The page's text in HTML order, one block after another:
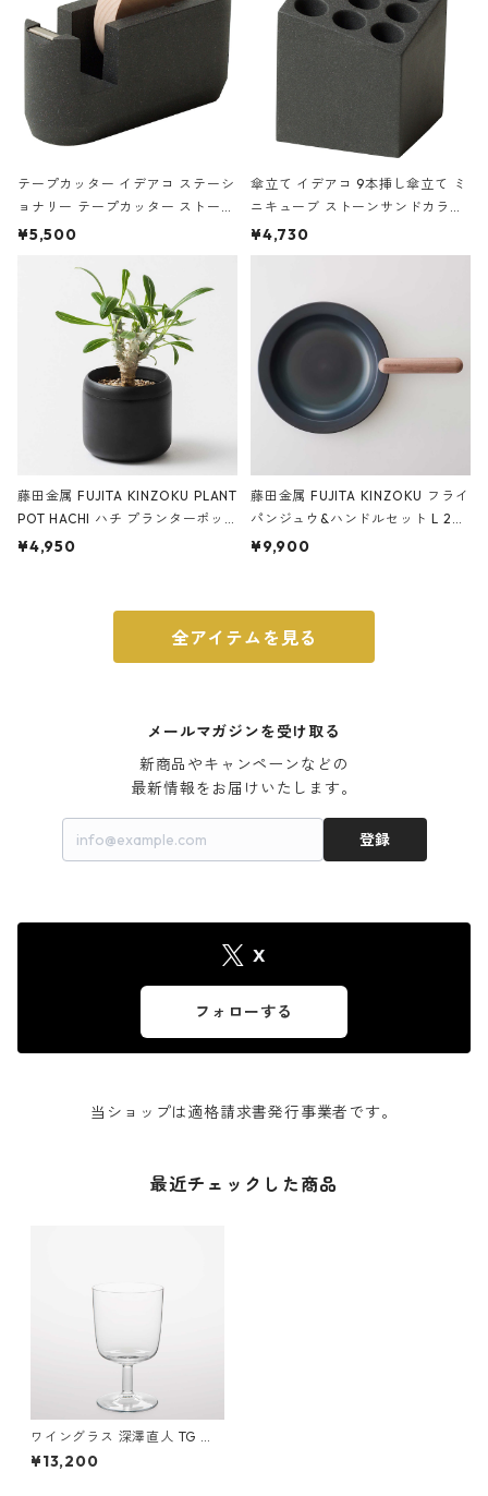
テープカッター イデアコ ステーシ
ョナリー テープカッター ストーン
サンドカラー 石調 ideaco Station
¥5,500
傘立て イデアコ 9本挿し傘立て ミ
ニキューブ ストーンサンドカラー
石調 ideaco Umbrella Stand CUB
E ストーンサンドブラック
¥4,730
藤田金属 FUJITA KINZOKU PLANT
POT HACHI ハチ プランターポッ
ト 3号 ブラック
¥4,950
藤田金属 FUJITA KINZOKU フライ
パンジュウ&ハンドルセット L 24c
m ガス火・IH対応 鉄フライパン
¥9,900
全アイテムを見る
メールマガジンを受け取る
新商品やキャンペーンなどの
最新情報をお届けいたします。
登録
X
フォローする
当ショップは適格請求書発行事業者です。
最近チェックした商品
ワイングラス 深澤直人 TG Wh
ite Wine Glass 250ml ティ
ージー 白ワイングラス 250ml
¥13,200